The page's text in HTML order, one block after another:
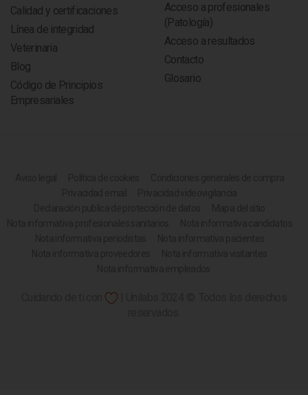
Calidad y certificaciones
Línea de integridad
Veterinaria
Blog
Código de Principios
Empresariales
Acceso a profesionales
(Patología)
Acceso a resultados
Contacto
Glosario